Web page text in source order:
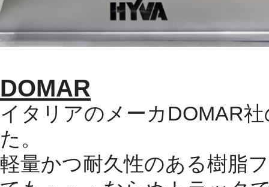
DOMAR
イタリアのメーカ DOMAR
た。
軽量かつ耐久性のある樹脂